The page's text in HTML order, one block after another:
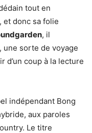
tout en
et donc sa folie
, il
une sorte de voyage
d’un coup à la lecture
indépendant Bong
aux paroles
Le titre